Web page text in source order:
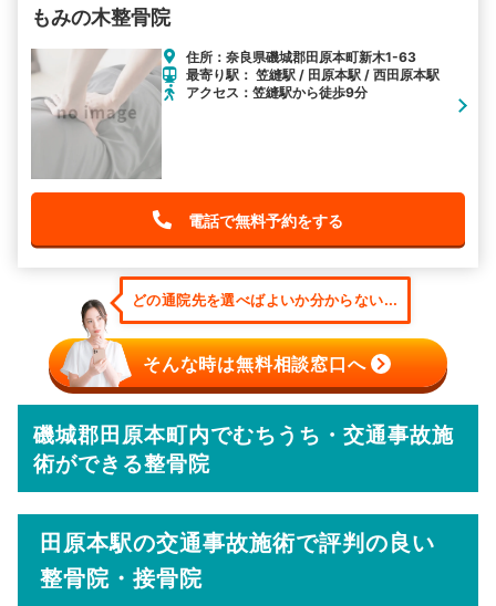
もみの木整骨院
住所：奈良県磯城郡田原本町新木1-63
最寄り駅： 笠縫駅 / 田原本駅 / 西田原本駅
アクセス：笠縫駅から徒歩9分
電話で無料予約をする
どの通院先を選べばよいか分からない...
そんな時は無料相談窓口へ
磯城郡田原本町内でむちうち・交通事故施
術ができる整骨院
田原本駅の交通事故施術で評判の良い
整骨院・接骨院